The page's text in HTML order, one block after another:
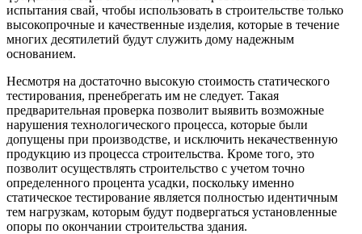
испытания свай, чтобы использовать в строительстве только
высокопрочные и качественные изделия, которые в течение
многих десятилетий будут служить дому надежным
основанием.
Несмотря на достаточно высокую стоимость статического
тестирования, пренебрегать им не следует. Такая
предварительная проверка позволит выявить возможные
нарушения технологического процесса, которые были
допущены при производстве, и исключить некачественную
продукцию из процесса строительства. Кроме того, это
позволит осуществлять строительство с учетом точно
определенного процента усадки, поскольку именно
статическое тестирование является полностью идентичным
тем нагрузкам, которым будут подвергаться установленные
опоры по окончании строительства здания.